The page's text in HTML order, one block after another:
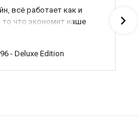
всё работает как и
то что экономит наше
вы красава оказываете
из всех только вы и
- Deluxe Edition